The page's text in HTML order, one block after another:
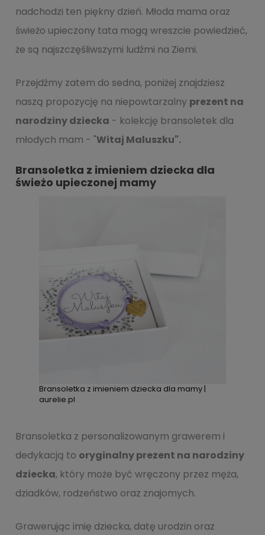
nadchodzi ten piękny dzień. Młoda mama oraz
świeżo upieczony tata mogą wreszcie powiedzieć,
że są najszczęśliwszymi ludźmi na Ziemi.
Przejdźmy zatem do sedna, poniżej znajdziesz
naszą propozycję na niepowtarzalny prezent na
narodziny dziecka - kolekcję bransoletek dla
młodych mam - "Witaj Maluszku".
Bransoletka z imieniem dziecka dla
świeżo upieczonej mamy
Bransoletka z imieniem dziecka dla mamy |
aurelie.pl
Bransoletka z personalizowanym grawerem i
dedykacją to oryginalny prezent na narodziny
dziecka, który może być wręczony przez męża,
dziadków, rodzeństwo oraz znajomych.
Grawerując imię dziecka, datę urodzin oraz